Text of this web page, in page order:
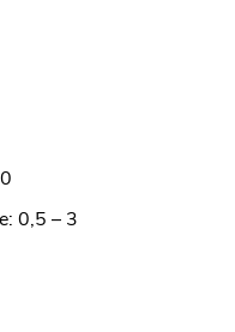
0,5 – 3